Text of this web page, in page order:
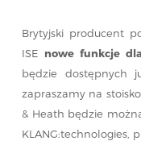
Brytyjski producent
ISE nowe funkcje
będzie dostępnych
zapraszamy na
& Heath będzie
KLANG:technologies,